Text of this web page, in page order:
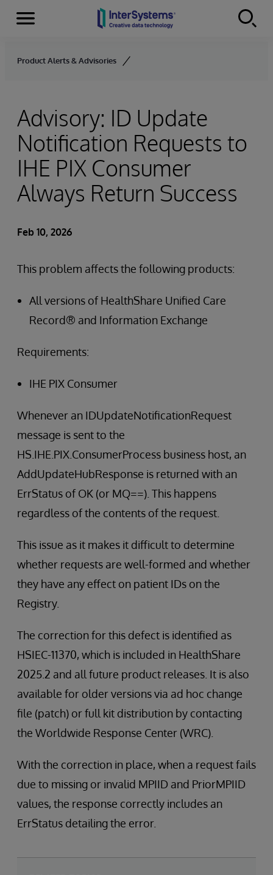
Skip to content
Menu
Product Alerts & Advisories
Advisory: ID Update
Notification Requests to
IHE PIX Consumer
Always Return Success
Feb 10, 2026
This problem affects the following products:
All versions of HealthShare Unified Care
Record® and Information Exchange
Requirements:
IHE PIX Consumer
Whenever an IDUpdateNotificationRequest
message is sent to the
HS.IHE.PIX.ConsumerProcess business host, an
AddUpdateHubResponse is returned with an
ErrStatus of OK (or MQ==). This happens
regardless of the contents of the request.
This issue as it makes it difficult to determine
whether requests are well-formed and whether
they have any effect on patient IDs on the
Registry.
The correction for this defect is identified as
HSIEC-11370, which is included in HealthShare
2025.2 and all future product releases. It is also
available for older versions via ad hoc change
file (patch) or full kit distribution by contacting
the Worldwide Response Center (WRC).
With the correction in place, when a request fails
due to missing or invalid MPIID and PriorMPIID
values, the response correctly includes an
ErrStatus detailing the error.